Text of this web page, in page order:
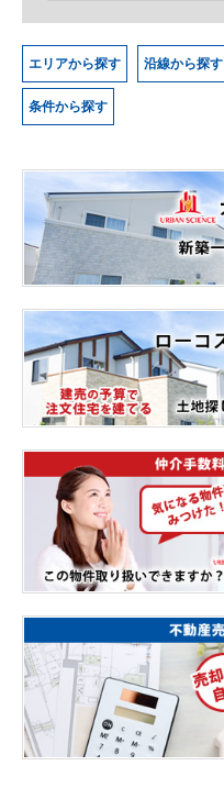
エリアから探す 沿線から探す
条件から探す